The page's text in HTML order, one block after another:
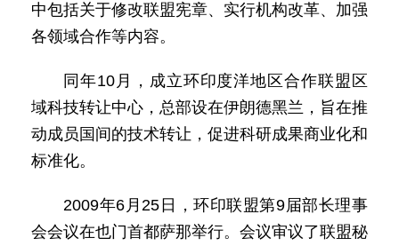
中包括关于修改联盟宪章、实行机构改革、加强
各领域合作等内容。
同年10月，成立环印度洋地区合作联盟区
域科技转让中心，总部设在伊朗德黑兰，旨在推
动成员国间的技术转让，促进科研成果商业化和
标准化。
2009年6月25日，环印联盟第9届部长理事
会会议在也门首都萨那举行。会议审议了联盟秘